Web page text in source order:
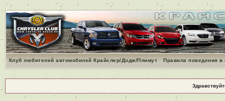
Клуб любителей автомобилей Крайслер/Додж/Плимут Правила поведения